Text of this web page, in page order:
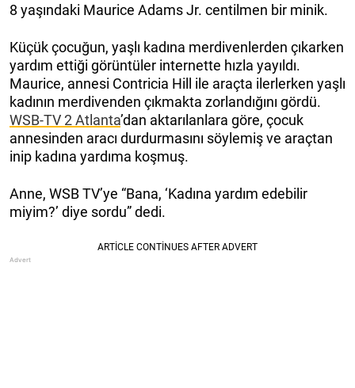
8 yaşındaki Maurice Adams Jr. centilmen bir minik.
Küçük çocuğun, yaşlı kadına merdivenlerden çıkarken
yardım ettiği görüntüler internette hızla yayıldı.
Maurice, annesi Contricia Hill ile araçta ilerlerken yaşlı
kadının merdivenden çıkmakta zorlandığını gördü.
WSB-TV 2 Atlanta’dan aktarılanlara göre, çocuk
annesinden aracı durdurmasını söylemiş ve araçtan
inip kadına yardıma koşmuş.
Anne, WSB TV’ye “Bana, ‘Kadına yardım edebilir
miyim?’ diye sordu” dedi.